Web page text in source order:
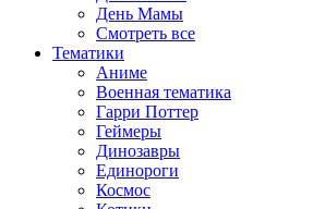
День Мамы
Смотреть все
Тематики
Аниме
Военная тематика
Гарри Поттер
Геймеры
Динозавры
Единороги
Космос